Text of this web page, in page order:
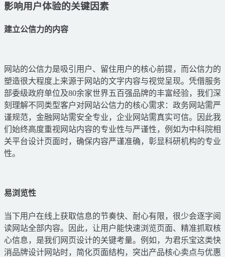
影响用户体验的关键因素
建立公信力的内容
网站的公信力是吸引用户、留住用户的核心前提，而公信力的
塑造很大程度上来源于网站的文字内容与视觉呈现。凭借服务
部委级政府单位及80余家世界五百强品牌的丰富经验，我们深
刻理解不同类型客户对网站公信力的核心需求：政务网站需严
谨规范，金融网站需安全专业，企业网站需真实可信。因此我
们始终高度重视网站内容的专业性与严谨性，例如为中科院相
关平台设计页面时，确保内容严谨准确，彰显科研机构的专业
性。
易浏览性
当下用户在线上获取信息的节奏快、耐心有限，很少会逐字阅
读网站全部内容。因此，让用户能快速浏览页面、精准抓取核
心信息，是我们网页设计的关键考量。例如，为君乐宝这类快
消品牌设计网站时，简化页面结构，突出产品核心卖点与优惠